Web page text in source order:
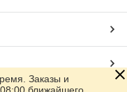
Заказы и